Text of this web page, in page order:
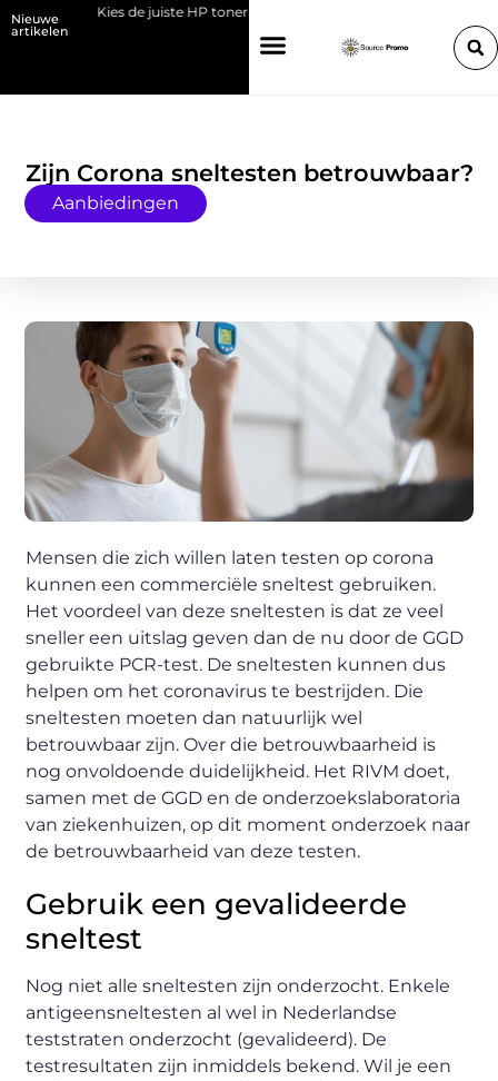
Nieuwe
artikelen
Kies de juiste HP toner voor jouw printer
Zijn Corona sneltesten betrouwbaar?
Aanbiedingen
Mensen die zich willen laten testen op corona
kunnen een commerciële sneltest gebruiken.
Het voordeel van deze sneltesten is dat ze veel
sneller een uitslag geven dan de nu door de GGD
gebruikte PCR-test. De sneltesten kunnen dus
helpen om het coronavirus te bestrijden. Die
sneltesten moeten dan natuurlijk wel
betrouwbaar zijn. Over die betrouwbaarheid is
nog onvoldoende duidelijkheid. Het RIVM doet,
samen met de GGD en de onderzoekslaboratoria
van ziekenhuizen, op dit moment onderzoek naar
de betrouwbaarheid van deze testen.
Gebruik een gevalideerde
sneltest
Nog niet alle sneltesten zijn onderzocht. Enkele
antigeensneltesten al wel in Nederlandse
teststraten onderzocht (gevalideerd). De
testresultaten zijn inmiddels bekend. Wil je een